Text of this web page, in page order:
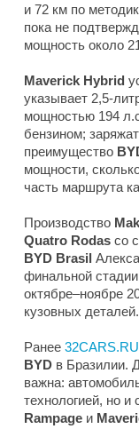
и 72 км по
пока не
мощность около
Maverick Hybrid
указывает 2,5-
мощностью 194
бензином;
преимущество
мощности,
часть маршрута
Производство
Quatro Rodas со
BYD Brasil
финальной
октябре–ноябре
кузовных деталей.
Ранее 32CARS.RU
BYD в Бразилии.
важна:
технологией, но
Rampage и